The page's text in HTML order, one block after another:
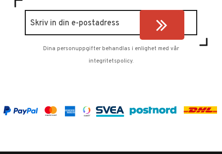
Dina personuppgifter behandlas i enlighet med vår
integritetspolicy.